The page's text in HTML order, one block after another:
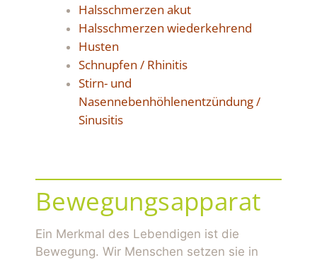
Halsschmerzen akut
Halsschmerzen wiederkehrend
Husten
Schnupfen / Rhinitis
Stirn- und
Nasennebenhöhlenentzündung /
Sinusitis
Bewegungsapparat
Ein Merkmal des Lebendigen ist die
Bewegung. Wir Menschen setzen sie in